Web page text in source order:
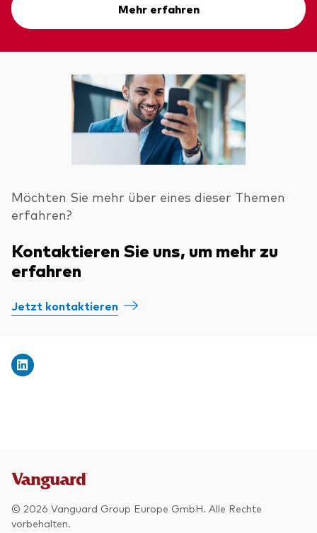
Mehr erfahren
Möchten Sie mehr über eines dieser Themen
erfahren?
Kontaktieren Sie uns, um mehr zu
erfahren
Jetzt kontaktieren
© 2026 Vanguard Group Europe GmbH. Alle Rechte
vorbehalten.